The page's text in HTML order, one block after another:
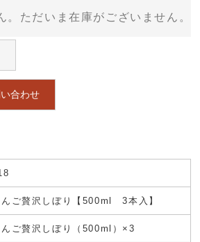
。ただいま在庫がございません。
合わせ
んご贅沢しぼり【500ml 3本入】
んご贅沢しぼり（500ml）×3